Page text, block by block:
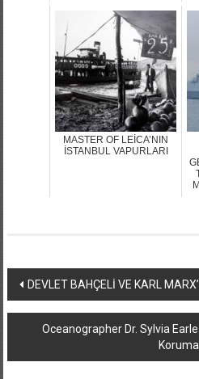
MASTER OF LEİCA’NIN
İSTANBUL VAPURLARI
Yazı
dolaşımı
DEVLET BAHÇELİ VE KARL
Oceanographer Dr. Sylvia